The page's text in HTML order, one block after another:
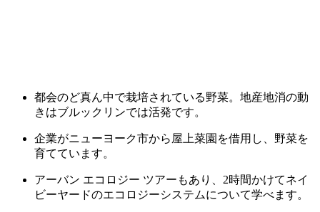
都会のど真ん中で栽培されている野菜。地産地消の動
きはブルックリンでは活発です。
企業がニューヨーク市から屋上菜園を借用し、野菜を
育てています。
アーバン エコロジー ツアーもあり、2時間かけてネイ
ビーヤードのエコロジーシステムについて学べます。